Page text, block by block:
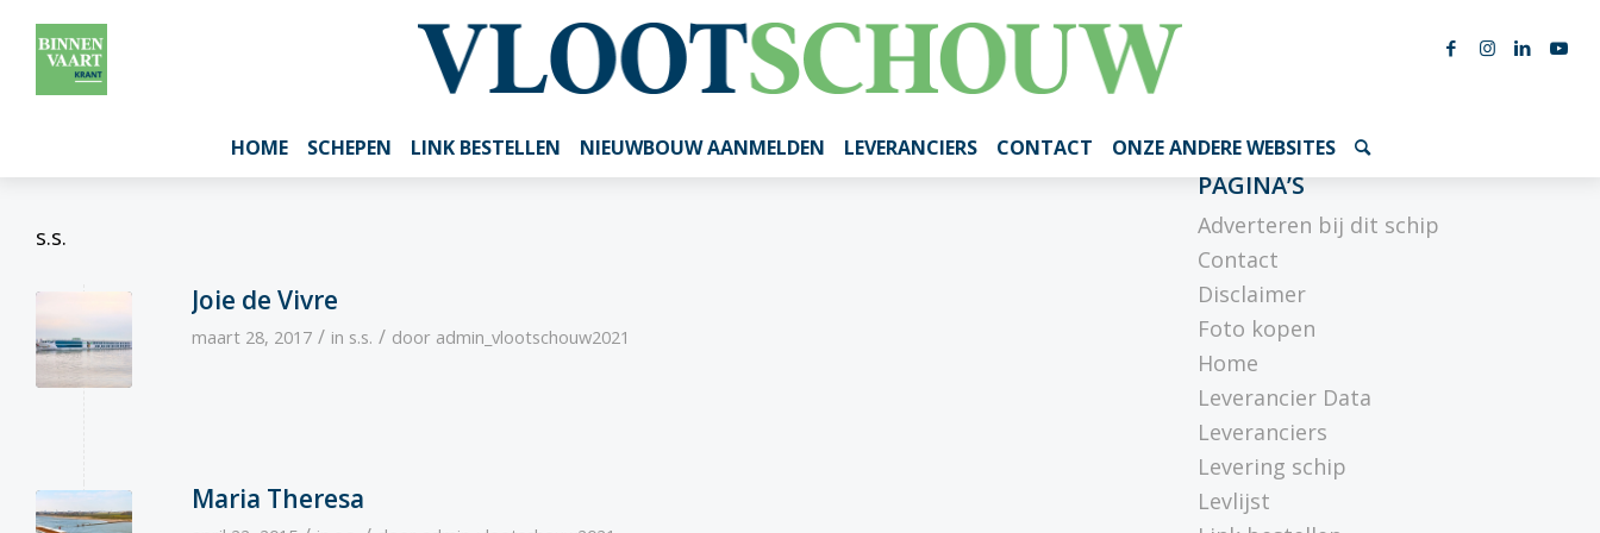
HOME SCHEPEN LINK BESTELLEN NIEUWBOUW AANMELDEN LEVERANCIERS CONTACT ONZE ANDERE WEBSITES
s.s.
Joie de Vivre
maart 28, 2017 / in s.s. / door admin_vlootschouw2021
Maria Theresa
PAGINA’S
Adverteren bij dit schip
Contact
Disclaimer
Foto kopen
Home
Leverancier Data
Leveranciers
Levering schip
Levlijst